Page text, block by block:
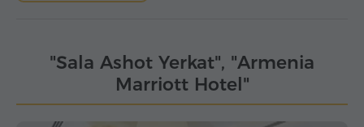
"Sala Ashot Yerkat", "Armenia
Marriott Hotel"